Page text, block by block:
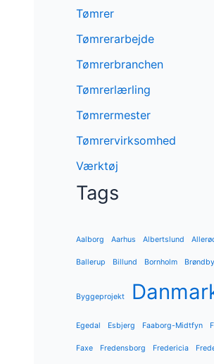
Tømrer
Tømrerarbejde
Tømrerbranchen
Tømrerlærling
Tømrermester
Tømrervirksomhed
Værktøj
Tags
Aalborg Aarhus Albertslund
Ballerup Billund Bornholm Brøndby
Byggeprojekt
Egedal Esbjerg Faaborg-Midtfyn
Faxe Fredensborg Fredericia